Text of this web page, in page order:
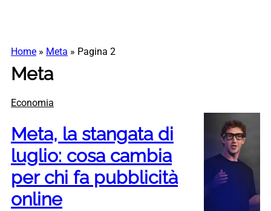
Home » Meta » Pagina 2
Meta
Economia
Meta, la stangata di
luglio: cosa cambia
per chi fa pubblicità
online